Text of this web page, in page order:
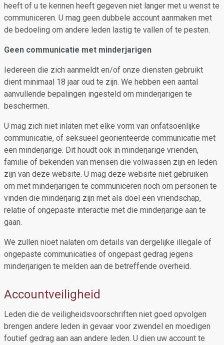
heeft of u te kennen heeft gegeven niet langer met u wenst te
communiceren. U mag geen dubbele account aanmaken met
de bedoeling om andere leden lastig te vallen of te pesten.
Geen communicatie met minderjarigen
Iedereen die zich aanmeldt en/of onze diensten gebruikt
dient minimaal 18 jaar oud te zijn. We hebben een aantal
aanvullende bepalingen ingesteld om minderjarigen te
beschermen.
U mag zich niet inlaten met elke vorm van onfatsoenlijke
communicatie, of seksueel georienteerde communicatie met
een minderjarige. Dit houdt ook in minderjarige vrienden,
familie of bekenden van mensen die volwassen zijn en leden
zijn van deze website. U mag deze website niet gebruiken
om met minderjarigen te communiceren noch om personen te
vinden die minderjarig zijn met als doel een vriendschap,
relatie of ongepaste interactie met die minderjarige aan te
gaan.
We zullen nioet nalaten om details van dergelijke illegale of
ongepaste communicaties of ongepast gedrag jegens
minderjarigen te melden aan de betreffende overheid.
Accountveiligheid
Leden die de veiligheidsvoorschriften niet goed opvolgen
brengen andere leden in gevaar voor zwendel en moedigen
foutief gedrag aan aan andere leden. U dien uw account te